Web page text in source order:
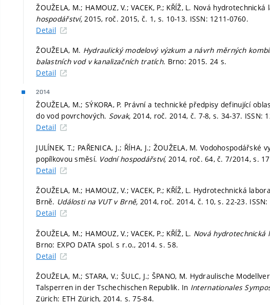
ŽOUŽELA, M.; HAMOUZ, V.; VACEK, P.; KŘÍŽ, L. Nová
hospodářství, 2015, roč. 2015, č. 1, s. 10-13. ISSN: 1211-0760.
Detail
ŽOUŽELA, M. Hydraulický modelový výzkum a návrh měrných
balastních vod v kanalizačních tratích. Brno: 2015. 24 s.
Detail
2014
ŽOUŽELA, M.; SÝKORA, P. Právní a technické předpisy definující
do vod povrchových. Sovak, 2014, roč. 2014, č. 7-8, s. 34-37. ISSN:
Detail
JULÍNEK, T.; PAŘENICA, J.; ŘÍHA, J.; ŽOUŽELA, M.
popílkovou směsí. Vodní hospodářství, 2014, roč. 64, č. 7/2014,s.
Detail
ŽOUŽELA, M.; HAMOUZ, V.; VACEK, P.; KŘÍŽ, L. Hydrotechnická
Brně. Události na VUT v Brně, 2014, roč. 2014, č. 10,s. 22-23.
Detail
ŽOUŽELA, M.; HAMOUZ, V.; VACEK, P.; KŘÍŽ, L. Nová hydrotechnická
Brno: EXPO DATA spol. s r.o., 2014.s. 58.
Detail
ŽOUŽELA, M.; STARA, V.; ŠULC, J.; ŠPANO, M. Hydraulische
Talsperren in der Tschechischen Republik. In Internationales
Zürich: ETH Zürich, 2014. s. 75-84.